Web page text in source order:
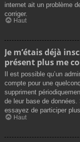
internet ait un problème
corriger.
Haut
Je m’étais déjà
présent plus me
Il est possible qu’un
compte pour une
suppriment
de leur base de
essayez de participer
Haut